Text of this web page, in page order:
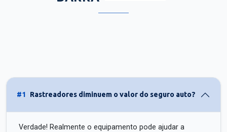
#1 Rastreadores diminuem o valor do seguro auto?
Verdade! Realmente o equipamento pode ajudar a